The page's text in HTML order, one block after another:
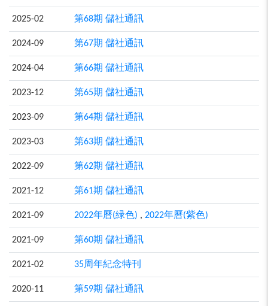
2025-02 第68期 儲社通訊
2024-09 第67期 儲社通訊
2024-04 第66期 儲社通訊
2023-12 第65期 儲社通訊
2023-09 第64期 儲社通訊
2023-03 第63期 儲社通訊
2022-09 第62期 儲社通訊
2021-12 第61期 儲社通訊
2021-09 2022年曆(緑色) , 2022年曆(紫色)
2021-09 第60期 儲社通訊
2021-02 35周年紀念特刊
2020-11 第59期 儲社通訊